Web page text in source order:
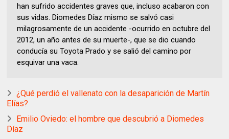
han sufrido accidentes graves que, incluso acabaron con
sus vidas. Diomedes Díaz mismo se salvó casi
milagrosamente de un accidente -ocurrido en octubre del
2012, un año antes de su muerte-, que se dio cuando
conducía su Toyota Prado y se salió del camino por
esquivar una vaca.
¿Qué perdió el vallenato con la desaparición de Martín
Elías?
Emilio Oviedo: el hombre que descubrió a Diomedes
Díaz